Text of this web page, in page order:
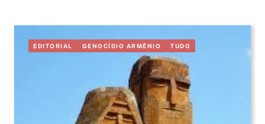
EDITORIAL GENOCÍDIO ARMÊNIO TUDO